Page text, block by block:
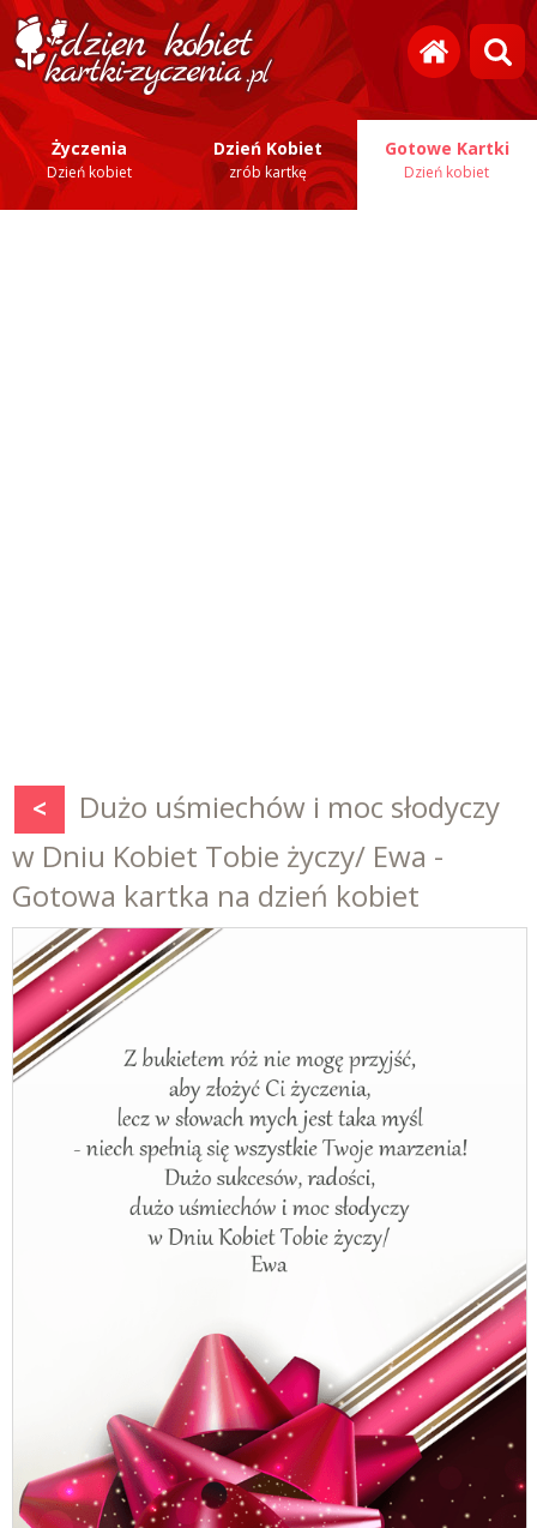
Życzenia
Dzień kobiet
Dzień Kobiet
zrób kartkę
Gotowe Kartki
Dzień kobiet
<
Dużo uśmiechów i moc słodyczy
w Dniu Kobiet Tobie życzy/ Ewa -
Gotowa kartka na dzień kobiet